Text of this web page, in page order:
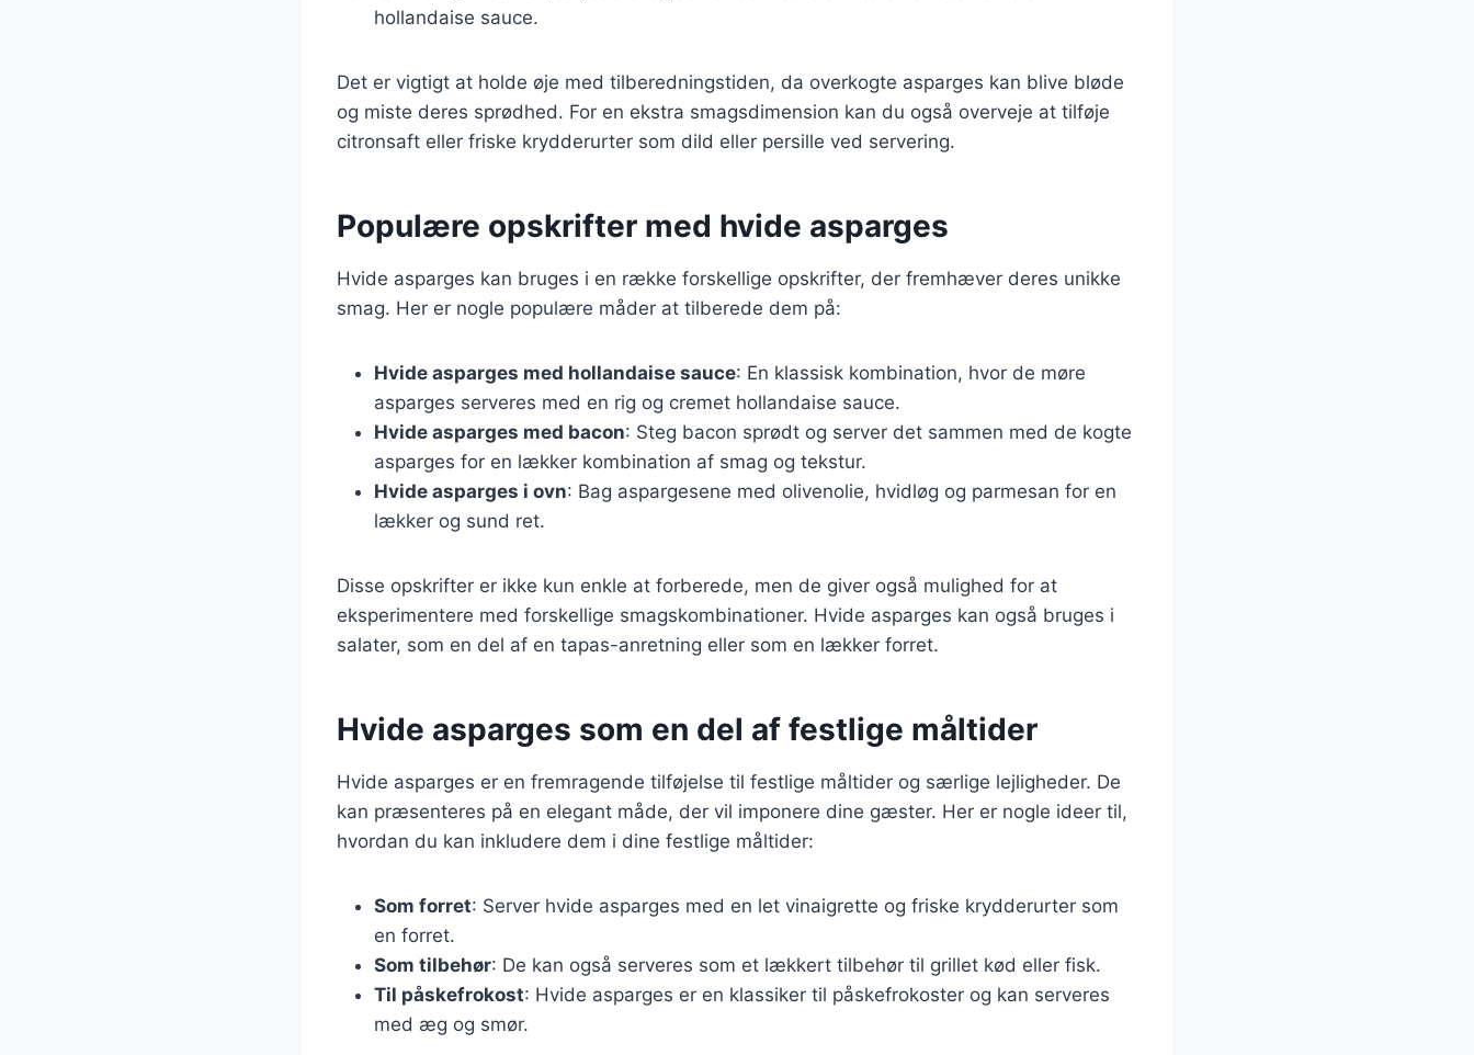
hollandaise sauce.
Det er vigtigt at holde øje med tilberedningstiden, da overkogte asparges kan blive bløde
og miste deres sprødhed. For en ekstra smagsdimension kan du også overveje at tilføje
citronsaft eller friske krydderurter som dild eller persille ved servering.
Populære opskrifter med hvide asparges
Hvide asparges kan bruges i en række forskellige opskrifter, der fremhæver deres unikke
smag. Her er nogle populære måder at tilberede dem på:
Hvide asparges med hollandaise sauce: En klassisk kombination, hvor de møre
asparges serveres med en rig og cremet hollandaise sauce.
Hvide asparges med bacon: Steg bacon sprødt og server det sammen med de kogte
asparges for en lækker kombination af smag og tekstur.
Hvide asparges i ovn: Bag aspargesene med olivenolie, hvidløg og parmesan for en
lækker og sund ret.
Disse opskrifter er ikke kun enkle at forberede, men de giver også mulighed for at
eksperimentere med forskellige smagskombinationer. Hvide asparges kan også bruges i
salater, som en del af en tapas-anretning eller som en lækker forret.
Hvide asparges som en del af festlige måltider
Hvide asparges er en fremragende tilføjelse til festlige måltider og særlige lejligheder. De
kan præsenteres på en elegant måde, der vil imponere dine gæster. Her er nogle ideer til,
hvordan du kan inkludere dem i dine festlige måltider:
Som forret: Server hvide asparges med en let vinaigrette og friske krydderurter som
en forret.
Som tilbehør: De kan også serveres som et lækkert tilbehør til grillet kød eller fisk.
Til påskefrokost: Hvide asparges er en klassiker til påskefrokoster og kan serveres
med æg og smør.